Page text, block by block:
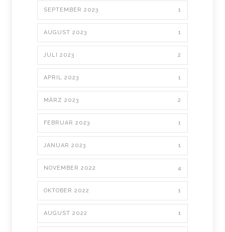
SEPTEMBER 2023 1
AUGUST 2023 1
JULI 2023 2
APRIL 2023 1
MÄRZ 2023 2
FEBRUAR 2023 1
JANUAR 2023 1
NOVEMBER 2022 4
OKTOBER 2022 1
AUGUST 2022 1